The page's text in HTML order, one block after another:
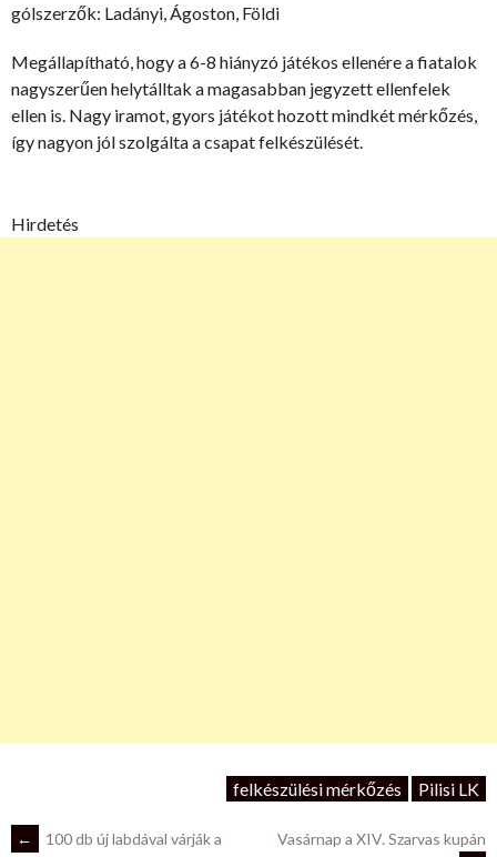
gólszerzők: Ladányi, Ágoston, Földi
Megállapítható, hogy a 6-8 hiányzó játékos ellenére a fiatalok
nagyszerűen helytálltak a magasabban jegyzett ellenfelek
ellen is. Nagy iramot, gyors játékot hozott mindkét mérkőzés,
így nagyon jól szolgálta a csapat felkészülését.
Hirdetés
felkészülési mérkőzés Pilisi LK
←
100 db új labdával várják a
Vasárnap a XIV. Szarvas kupán